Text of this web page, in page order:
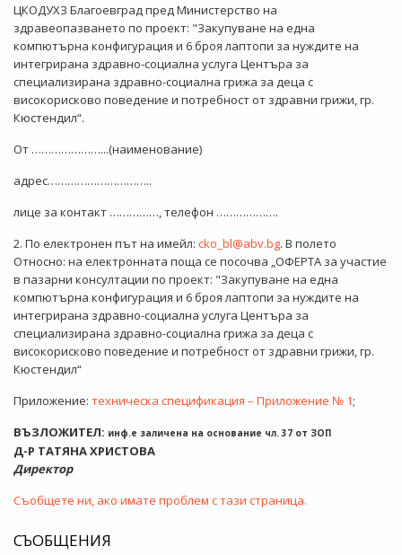
ЦКОДУХЗ Благоевград пред Министерство на
здравеопазването по проект: "Закупуване на една
компютърна конфигурация и 6 броя лаптопи за нуждите на
интегрирана здравно-социална услуга Центъра за
специализирана здравно-социална грижа за деца с
високорисково поведение и потребност от здравни грижи, гр.
Кюстендил“.
От …………………...(наименование)
адрес…………………………..
лице за контакт ……………, телефон ……………….
2. По електронен път на имейл: cko_bl@abv.bg. В полето
Относно: на електронната поща се посочва „ОФЕРТА за участие
в пазарни консултации по проект: "Закупуване на една
компютърна конфигурация и 6 броя лаптопи за нуждите на
интегрирана здравно-социална услуга Центъра за
специализирана здравно-социална грижа за деца с
високорисково поведение и потребност от здравни грижи, гр.
Кюстендил“
Приложение: техническа спецификация – Приложение № 1;
ВЪЗЛОЖИТЕЛ: инф.е заличена на основание чл. 37 от ЗОП
Д-Р ТАТЯНА ХРИСТОВА
Директор
Съобщете ни, ако имате проблем с тази страница.
СЪОБЩЕНИЯ